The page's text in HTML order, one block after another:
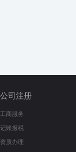
公司注册
工商服务
记账报税
资质办理